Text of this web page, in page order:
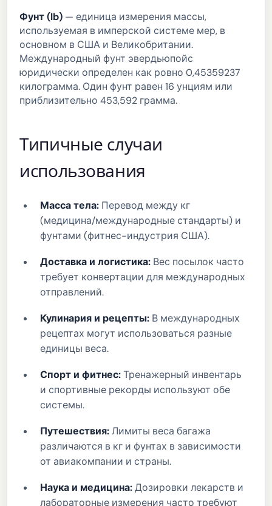
Фунт (lb) — единица измерения массы,
используемая в имперской системе мер, в
основном в США и Великобритании.
Международный фунт эвердьюпойс
юридически определен как ровно 0,45359237
килограмма. Один фунт равен 16 унциям или
приблизительно 453,592 грамма.
Типичные случаи
использования
Масса тела: Перевод между кг
(медицина/международные стандарты) и
фунтами (фитнес-индустрия США).
Доставка и логистика: Вес посылок часто
требует конвертации для международных
отправлений.
Кулинария и рецепты: В международных
рецептах могут использоваться разные
единицы веса.
Спорт и фитнес:Тренажерный инвентарь
и спортивные рекорды используют обе
системы.
Путешествия:Лимиты веса багажа
различаются в кг и фунтах в зависимости
от авиакомпании и страны.
Наука и медицина:Дозировки лекарств и
лабораторные измерения часто требуют